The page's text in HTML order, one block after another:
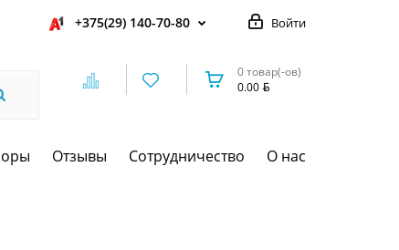
Войти
+375(29) 140-70-80
0 товар(-ов)
0.00
Отзывы Сотрудничество О нас